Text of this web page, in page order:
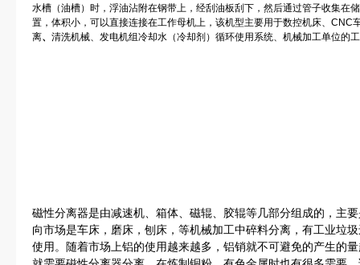
水槽（油槽）时，浮油沾附在钢带上，经刮油板刮下，然后通过管子收集在
置，体积小，可以直接连接在工作母机上，该机型主要用于数控机床、CNC
离、 清洗机械、发电机组冷却水（冷却剂）循环使用系统、机械加工单位的
磁性分离器是由减速机、箱体、磁辊、胶辊等几部分组成的，主
向市场是车床，磨床，刨床，等机械加工中碎料分离，有工业垃
使用。随着市场上铝的使用越来越多，铝销就不可避免的产生的